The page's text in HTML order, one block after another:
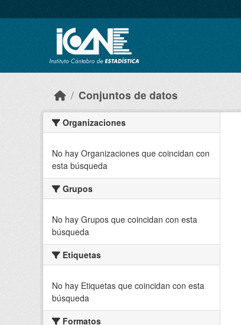
Conjuntos de datos
Organizaciones
No hay Organizaciones que coincidan con
esta búsqueda
Grupos
No hay Grupos que coincidan con esta
búsqueda
Etiquetas
No hay Etiquetas que coincidan con esta
búsqueda
Formatos